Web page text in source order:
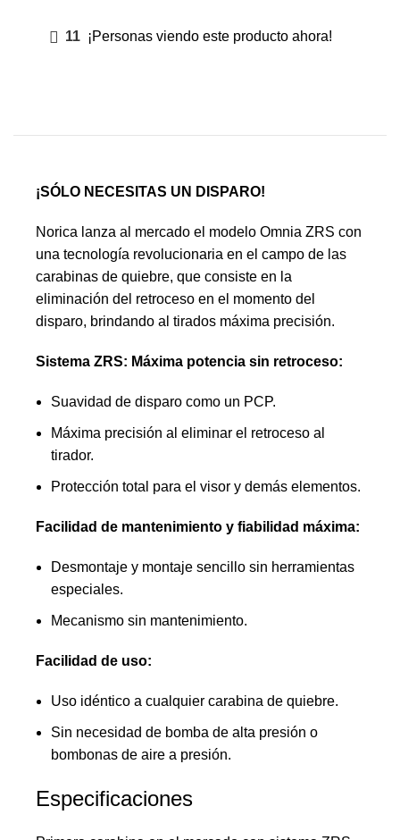
11 ¡Personas viendo este producto ahora!
¡SÓLO NECESITAS UN DISPARO!
Norica lanza al mercado el modelo Omnia ZRS con
una tecnología revolucionaria en el campo de las
carabinas de quiebre, que consiste en la
eliminación del retroceso en el momento del
disparo, brindando al tirados máxima precisión.
Sistema ZRS: Máxima potencia sin retroceso:
Suavidad de disparo como un PCP.
Máxima precisión al eliminar el retroceso al
tirador.
Protección total para el visor y demás elementos.
Facilidad de mantenimiento y fiabilidad máxima:
Desmontaje y montaje sencillo sin herramientas
especiales.
Mecanismo sin mantenimiento.
Facilidad de uso:
Uso idéntico a cualquier carabina de quiebre.
Sin necesidad de bomba de alta presión o
bombonas de aire a presión.
Especificaciones